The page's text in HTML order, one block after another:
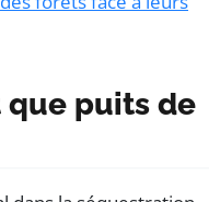
que puits de